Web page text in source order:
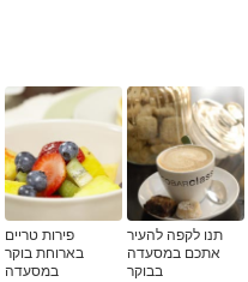
תנו לקפה להעיר
אתכם במסעדה
בבוקר
פירות טריים
בארוחת בוקר
במסעדה